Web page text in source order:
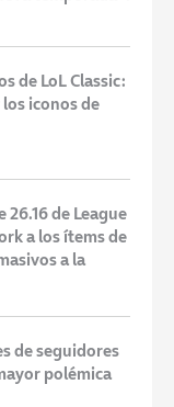
de LoL Classic:
iconos de
26.16 de League
a los ítems de
a la
de seguidores
polémica